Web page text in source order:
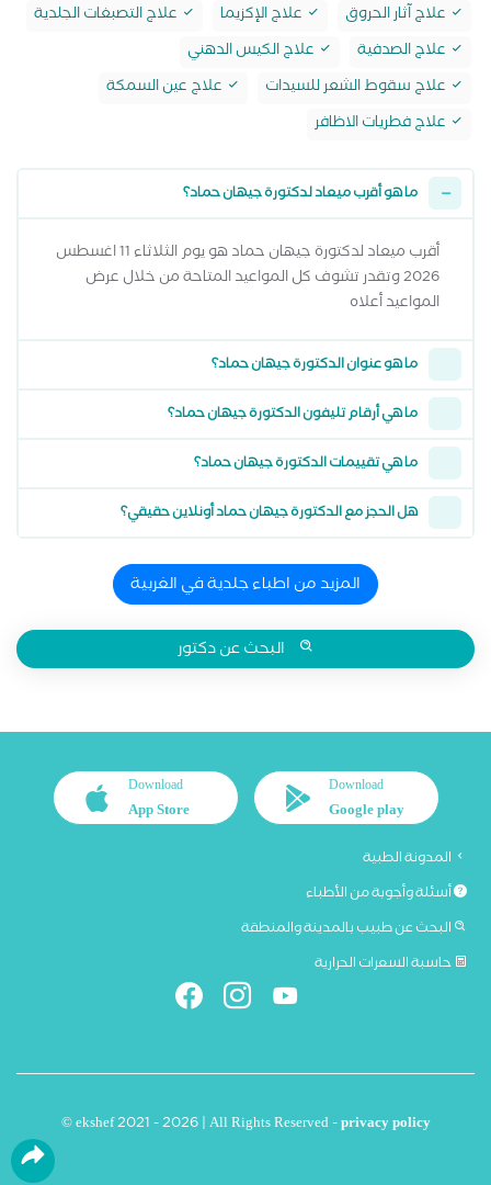
علاج آثار الحروق علاج الإكزيما
علاج التصبغات الجلدية
علاج الصدفية
علاج الكيس الدهني
علاج سقوط الشعر للسيدات
علاج عين السمكة
علاج فطريات الاظافر
ما هو أقرب ميعاد لدكتورة جيهان حماد؟
أقرب ميعاد لدكتورة جيهان حماد هو يوم الثلاثاء 11 اغسطس
2026 وتقدر تشوف كل المواعيد المتاحة من خلال عرض
المواعيد أعلاه
ما هو عنوان الدكتورة جيهان حماد؟
ما هي أرقام تليفون الدكتورة جيهان حماد؟
ما هي تقييمات الدكتورة جيهان حماد؟
هل الحجز مع الدكتورة جيهان حماد أونلاين حقيقي؟
المزيد من اطباء جلدية في الغربية
البحث عن دكتور
Download
Google play
Download
App Store
المدونة الطبية
أسئلة وأجوبة من الأطباء
البحث عن طبيب بالمدينة والمنطقة
حاسبة السعرات الحرارية
© ekshef 2021 - 2026 | All Rights Reserved -privacy policy